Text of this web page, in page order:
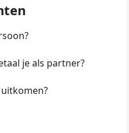
je als partner?